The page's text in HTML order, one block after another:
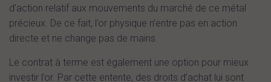
d’action relatif aux mouvements du marché de ce métal
précieux. De ce fait, l’or physique n’entre pas en action
directe et ne change pas de mains.
Le contrat à terme est également une option pour mieux
investir l’or. Par cette entente, des droits d’achat lui sont